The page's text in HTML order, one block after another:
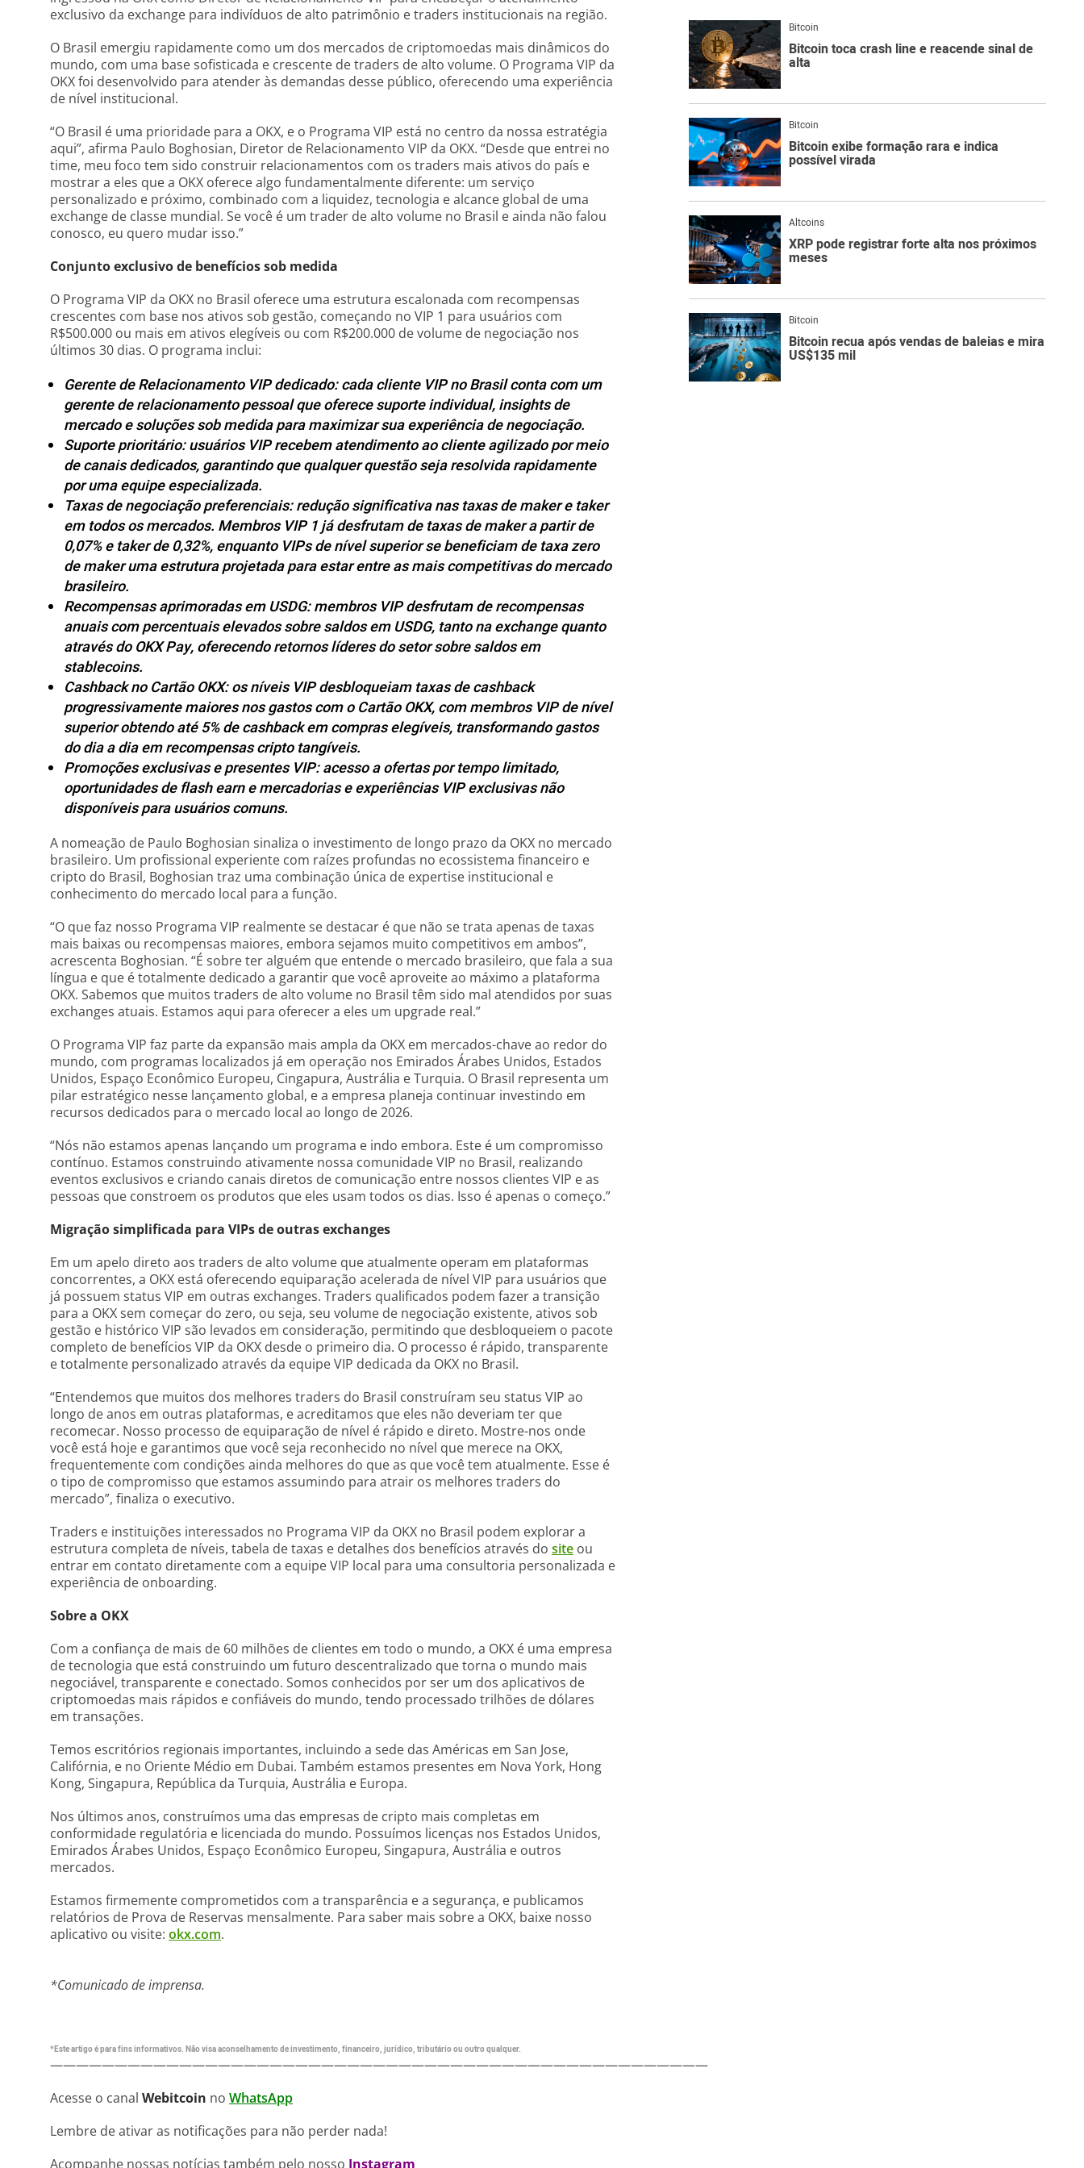
exclusivo da exchange para indivíduos de alto patrimônio e traders institucionais na região.
O Brasil emergiu rapidamente como um dos mercados de criptomoedas mais dinâmicos do
mundo, com uma base sofisticada e crescente de traders de alto volume. O Programa VIP da
OKX foi desenvolvido para atender às demandas desse público, oferecendo uma experiência
de nível institucional.
“O Brasil é uma prioridade para a OKX, e o Programa VIP está no centro da nossa estratégia
aqui”, afirma Paulo Boghosian, Diretor de Relacionamento VIP da OKX. “Desde que entrei no
time, meu foco tem sido construir relacionamentos com os traders mais ativos do país e
mostrar a eles que a OKX oferece algo fundamentalmente diferente: um serviço
personalizado e próximo, combinado com a liquidez, tecnologia e alcance global de uma
exchange de classe mundial. Se você é um trader de alto volume no Brasil e ainda não falou
conosco, eu quero mudar isso.”
Conjunto exclusivo de benefícios sob medida
O Programa VIP da OKX no Brasil oferece uma estrutura escalonada com recompensas
crescentes com base nos ativos sob gestão, começando no VIP 1 para usuários com
R$500.000 ou mais em ativos elegíveis ou com R$200.000 de volume de negociação nos
últimos 30 dias. O programa inclui:
Gerente de Relacionamento VIP dedicado: cada cliente VIP no Brasil conta com um
gerente de relacionamento pessoal que oferece suporte individual, insights de
mercado e soluções sob medida para maximizar sua experiência de negociação.
Suporte prioritário: usuários VIP recebem atendimento ao cliente agilizado por meio
de canais dedicados, garantindo que qualquer questão seja resolvida rapidamente
por uma equipe especializada.
Taxas de negociação preferenciais: redução significativa nas taxas de maker e taker
em todos os mercados. Membros VIP 1 já desfrutam de taxas de maker a partir de
0,07% e taker de 0,32%, enquanto VIPs de nível superior se beneficiam de taxa zero
de maker uma estrutura projetada para estar entre as mais competitivas do mercado
brasileiro.
Recompensas aprimoradas em USDG: membros VIP desfrutam de recompensas
anuais com percentuais elevados sobre saldos em USDG, tanto na exchange quanto
através do OKX Pay, oferecendo retornos líderes do setor sobre saldos em
stablecoins.
Cashback no Cartão OKX: os níveis VIP desbloqueiam taxas de cashback
progressivamente maiores nos gastos com o Cartão OKX, com membros VIP de nível
superior obtendo até 5% de cashback em compras elegíveis, transformando gastos
do dia a dia em recompensas cripto tangíveis.
Promoções exclusivas e presentes VIP: acesso a ofertas por tempo limitado,
oportunidades de flash earn e mercadorias e experiências VIP exclusivas não
disponíveis para usuários comuns.
A nomeação de Paulo Boghosian sinaliza o investimento de longo prazo da OKX no mercado
brasileiro. Um profissional experiente com raízes profundas no ecossistema financeiro e
cripto do Brasil, Boghosian traz uma combinação única de expertise institucional e
conhecimento do mercado local para a função.
“O que faz nosso Programa VIP realmente se destacar é que não se trata apenas de taxas
mais baixas ou recompensas maiores, embora sejamos muito competitivos em ambos”,
acrescenta Boghosian. “É sobre ter alguém que entende o mercado brasileiro, que fala a sua
língua e que é totalmente dedicado a garantir que você aproveite ao máximo a plataforma
OKX. Sabemos que muitos traders de alto volume no Brasil têm sido mal atendidos por suas
exchanges atuais. Estamos aqui para oferecer a eles um upgrade real.”
O Programa VIP faz parte da expansão mais ampla da OKX em mercados-chave ao redor do
mundo, com programas localizados já em operação nos Emirados Árabes Unidos, Estados
Unidos, Espaço Econômico Europeu, Cingapura, Austrália e Turquia. O Brasil representa um
pilar estratégico nesse lançamento global, e a empresa planeja continuar investindo em
recursos dedicados para o mercado local ao longo de 2026.
“Nós não estamos apenas lançando um programa e indo embora. Este é um compromisso
contínuo. Estamos construindo ativamente nossa comunidade VIP no Brasil, realizando
eventos exclusivos e criando canais diretos de comunicação entre nossos clientes VIP e as
pessoas que constroem os produtos que eles usam todos os dias. Isso é apenas o começo.”
Migração simplificada para VIPs de outras exchanges
Em um apelo direto aos traders de alto volume que atualmente operam em plataformas
concorrentes, a OKX está oferecendo equiparação acelerada de nível VIP para usuários que
já possuem status VIP em outras exchanges. Traders qualificados podem fazer a transição
para a OKX sem começar do zero, ou seja, seu volume de negociação existente, ativos sob
gestão e histórico VIP são levados em consideração, permitindo que desbloqueiem o pacote
completo de benefícios VIP da OKX desde o primeiro dia. O processo é rápido, transparente
e totalmente personalizado através da equipe VIP dedicada da OKX no Brasil.
“Entendemos que muitos dos melhores traders do Brasil construíram seu status VIP ao
longo de anos em outras plataformas, e acreditamos que eles não deveriam ter que
recomecar. Nosso processo de equiparação de nível é rápido e direto. Mostre-nos onde
você está hoje e garantimos que você seja reconhecido no nível que merece na OKX,
frequentemente com condições ainda melhores do que as que você tem atualmente. Esse é
o tipo de compromisso que estamos assumindo para atrair os melhores traders do
mercado”, finaliza o executivo.
Traders e instituições interessados no Programa VIP da OKX no Brasil podem explorar a
estrutura completa de níveis, tabela de taxas e detalhes dos benefícios através do site ou
entrar em contato diretamente com a equipe VIP local para uma consultoria personalizada e
experiência de onboarding.
Sobre a OKX
Com a confiança de mais de 60 milhões de clientes em todo o mundo, a OKX é uma empresa
de tecnologia que está construindo um futuro descentralizado que torna o mundo mais
negociável, transparente e conectado. Somos conhecidos por ser um dos aplicativos de
criptomoedas mais rápidos e confiáveis do mundo, tendo processado trilhões de dólares
em transações.
Temos escritórios regionais importantes, incluindo a sede das Américas em San Jose,
Califórnia, e no Oriente Médio em Dubai. Também estamos presentes em Nova York, Hong
Kong, Singapura, República da Turquia, Austrália e Europa.
Nos últimos anos, construímos uma das empresas de cripto mais completas em
conformidade regulatória e licenciada do mundo. Possuímos licenças nos Estados Unidos,
Emirados Árabes Unidos, Espaço Econômico Europeu, Singapura, Austrália e outros
mercados.
Estamos firmemente comprometidos com a transparência e a segurança, e publicamos
relatórios de Prova de Reservas mensalmente. Para saber mais sobre a OKX, baixe nosso
aplicativo ou visite: okx.com.
*Comunicado de imprensa.
*Este artigo é para fins informativos. Não visa aconselhamento de investimento, financeiro, jurídico, tributário ou outro qualquer.
———————————————————————————————————————————————————
Acesse o canal Webitcoin no WhatsApp
Lembre de ativar as notificações para não perder nada!
Acompanhe nossas notícias também pelo nosso Instagram
Bitcoin
Bitcoin toca crash line e reacende sinal de
alta
Bitcoin
Bitcoin exibe formação rara e indica
possível virada
Altcoins
XRP pode registrar forte alta nos próximos
meses
Bitcoin
Bitcoin recua após vendas de baleias e mira
US$135 mil